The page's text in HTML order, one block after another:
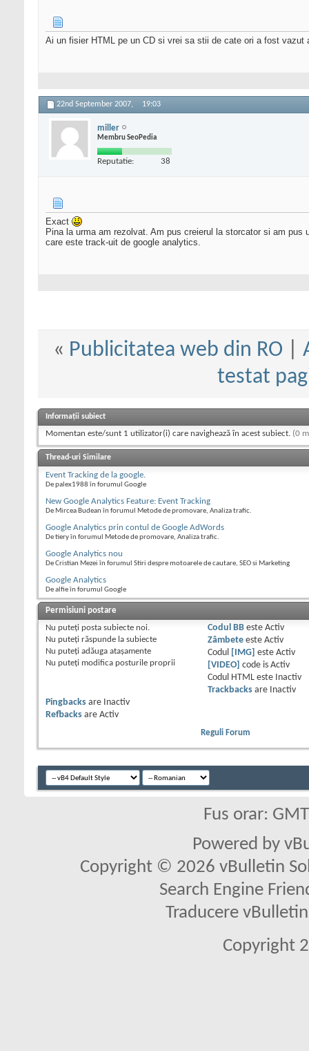
Ai un fisier HTML pe un CD si vrei sa stii de cate ori a fost vazut
22nd September 2007, 19:03
miller
Membru SeoPedia
Reputatie: 38
Exact
Pina la urma am rezolvat. Am pus creierul la storcator si am
care este track-uit de google analytics.
« Publicitatea web din RO
testat
Informații subiect
Momentan este/sunt 1 utilizator(i) care navighează în acest subiect. (0
Thread-uri Similare
Event Tracking de la google.
De palex1988 în forumul Google
New Google Analytics Feature: Event Tracking
De Mircea Budean în forumul Metode de promovare, Analiza trafic.
Google Analytics prin contul de Google AdWords
De tiery în forumul Metode de promovare, Analiza trafic.
Google Analytics nou
De Cristian Mezei în forumul Stiri despre motoarele de cautare, SEO si Marketing
Google Analytics
De alfie în forumul Google
Permisiuni postare
Nu puteţi posta subiecte noi.
Nu puteţi răspunde la subiecte
Nu puteţi adăuga ataşamente
Nu puteţi modifica posturile proprii
Codul BBeste Activ
Zâmbeteeste Activ
Codul
[IMG] este Activ
[VIDEO]
code is Activ
Codul HTML este
Inactiv
Trackbacksare
Inactiv
Pingbacks are
Inactiv
Refbacks are Activ
Reguli Forum
Fus orar:
Powered by
Copyright © 2026 vBulletin
Search Engine
Traducere
Copyright